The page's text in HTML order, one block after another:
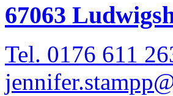
67063
Tel. 0176 611